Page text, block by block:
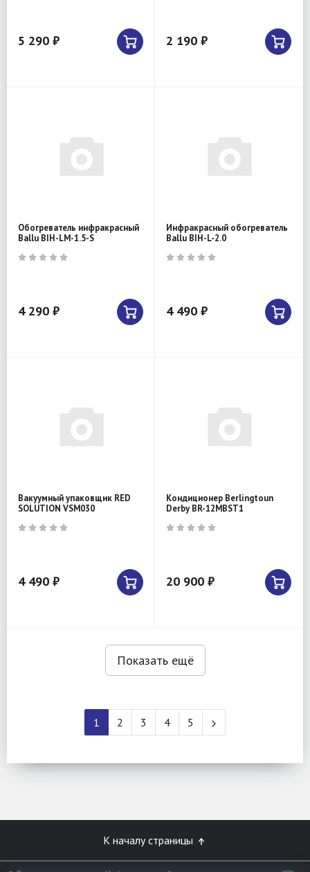
5 290 ₽ 2 190 ₽
Обогреватель инфракрасный
Ballu BIH-LM-1.5-S
4 290 ₽
Инфракрасный обогреватель
Ballu BIH-L-2.0
4 490 ₽
Вакуумный упаковщик RED
SOLUTION VSM030
4 490 ₽
Кондиционер Berlingtoun
Derby BR-12MBST1
20 900 ₽
Показать ещё
1 2 3 4 5
К началу страницы